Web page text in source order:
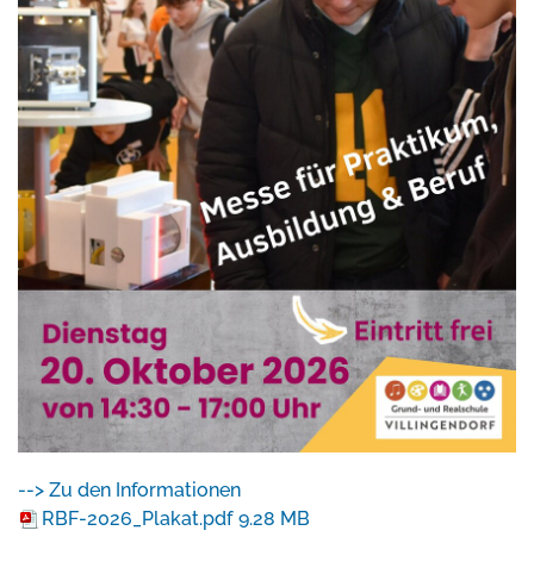
--> Zu den Informationen
RBF-2026_Plakat.pdf 9.28 MB